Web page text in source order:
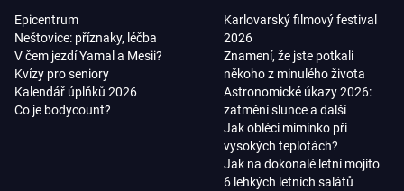
Epicentrum
Neštovice: příznaky, léčba
V čem jezdí Yamal a Mesii?
Kvízy pro seniory
Kalendář úplňků 2026
Co je bodycount?
Karlovarský filmový festival
2026
Znamení, že jste potkali
někoho z minulého života
Astronomické úkazy 2026:
zatmění slunce a další
Jak obléci miminko při
vysokých teplotách?
Jak na dokonalé letní mojito
6 lehkých letních salátů